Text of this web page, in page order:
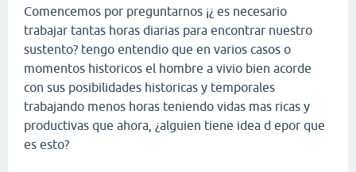
Comencemos por preguntarnos ¡¿ es necesario
trabajar tantas horas diarias para encontrar nuestro
sustento? tengo entendio que en varios casos o
momentos historicos el hombre a vivio bien acorde
con sus posibilidades historicas y temporales
trabajando menos horas teniendo vidas mas ricas y
productivas que ahora, ¿alguien tiene idea d epor que
es esto?